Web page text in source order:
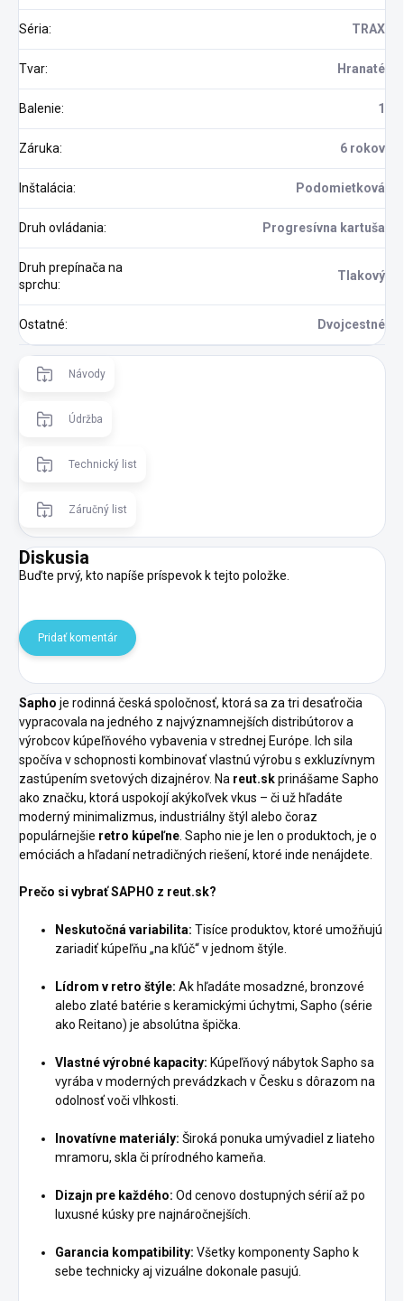
Séria: TRAX
Tvar: Hranaté
Balenie: 1
Záruka: 6 rokov
Inštalácia: Podomietková
Druh ovládania: Progresívna kartuša
Druh prepínača na
sprchu:
Tlakový
Ostatné: Dvojcestné
Návody
Údržba
Technický list
Záručný list
Diskusia
Buďte prvý, kto napíše príspevok k tejto položke.
Pridať komentár
Sapho je rodinná česká spoločnosť, ktorá sa za tri desaťročia
vypracovala na jedného z najvýznamnejších distribútorov a
výrobcov kúpeľňového vybavenia v strednej Európe. Ich sila
spočíva v schopnosti kombinovať vlastnú výrobu s exkluzívnym
zastúpením svetových dizajnérov. Na reut.skprinášame Sapho
ako značku, ktorá uspokojí akýkoľvek vkus – či už hľadáte
moderný minimalizmus, industriálny štýl alebo čoraz
populárnejšie retro kúpeľne. Sapho nie je len o produktoch, je o
emóciách a hľadaní netradičných riešení, ktoré inde nenájdete.
Prečo si vybrať SAPHO z reut.sk?
Neskutočná variabilita: Tisíce produktov, ktoré umožňujú
zariadiť kúpeľňu „na kľúč“ v jednom štýle.
Lídrom v retro štýle: Ak hľadáte mosadzné, bronzové
alebo zlaté batérie s keramickými úchytmi, Sapho (série
ako Reitano) je absolútna špička.
Vlastné výrobné kapacity: Kúpeľňový nábytok Sapho sa
vyrába v moderných prevádzkach v Česku s dôrazom na
odolnosť voči vlhkosti.
Inovatívne materiály: Široká ponuka umývadiel z liateho
mramoru, skla či prírodného kameňa.
Dizajn pre každého: Od cenovo dostupných sérií až po
luxusné kúsky pre najnáročnejších.
Garancia kompatibility: Všetky komponenty Sapho k
sebe technicky aj vizuálne dokonale pasujú.